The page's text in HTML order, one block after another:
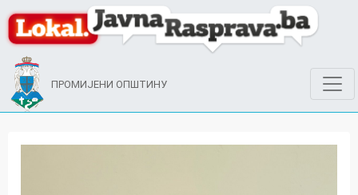
ПРОМИЈЕНИ ОПШТИНУ